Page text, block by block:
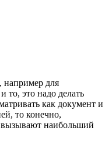
например для
то, это надо делать
как документ и
то конечно,
наибольший